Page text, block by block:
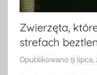
Zwierzęta,
strefach
Opublikowano 9 lipca,